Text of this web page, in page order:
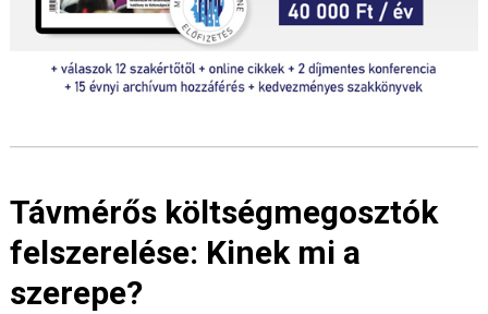
Távmérős költségmegosztók
felszerelése: Kinek mi a
szerepe?